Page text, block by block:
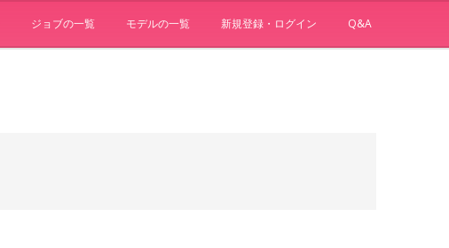
ジョブの一覧 モデルの一覧 新規登録・ログイン Q&A